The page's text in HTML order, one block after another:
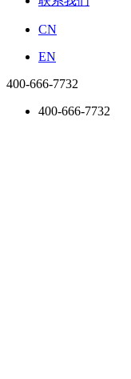
CN
EN
400-666-7732
400-666-7732